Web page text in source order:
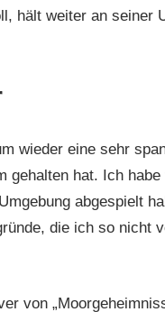
hält weiter an seiner
wieder eine sehr
gehalten hat. Ich habe
abgespielt
die ich so nicht
von